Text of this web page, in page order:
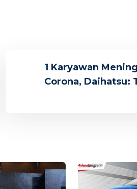
1 Karyawan
Corona, Daihatsu: